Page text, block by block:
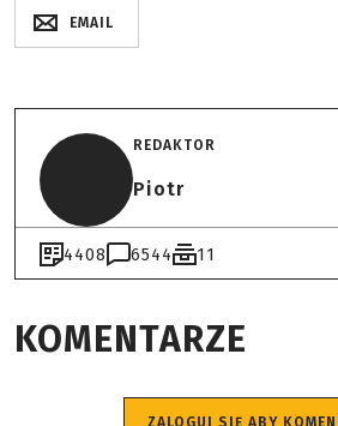
EMAIL
REDAKTOR
Piotr
4408 6544 11
KOMENTARZE
ZALOGUJ SIĘ ABY